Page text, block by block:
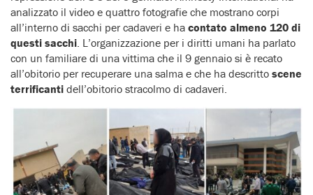
analizzato il video e quattro fotografie che mostrano corpi
all’interno di sacchi per cadaveri e ha contato almeno 120 di
questi sacchi . L’organizzazione per i diritti umani ha parlato
con un familiare di una vittima che il 9 gennaio si è recato
all’obitorio per recuperare una salma e che ha descritto scene
terrificanti dell’obitorio stracolmo di cadaveri.